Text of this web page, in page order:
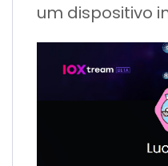
um dispositivo